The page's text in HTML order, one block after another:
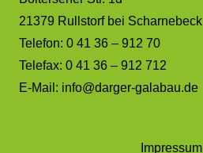
21379 Rullstorf bei Scharnebeck
Telefon: 0 41 36 – 912 70
Telefax: 0 41 36 – 912 712
E-Mail: info@darger-galabau.de
Impressum